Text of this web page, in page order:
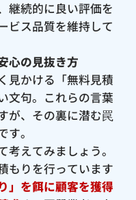
継続的に良い評価を
ビス品質を維持して
心の見抜き方
見かける「無料見積
文句。これらの言葉
が、その裏に潜む罠
。
えてみましょう。
もりを行っています
」を餌に顧客を獲得